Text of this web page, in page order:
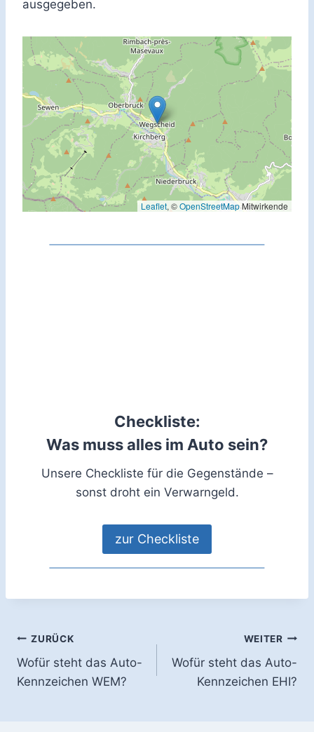
ausgegeben.
Leaflet, ©OpenStreetMapMitwirkende
Checkliste:
Was muss alles im Auto sein?
Unsere Checkliste für die Gegenstände –
sonst droht ein Verwarngeld.
zur Checkliste
Beitragsnavigation
ZURÜCK
Wofür steht das Auto-
Kennzeichen WEM?
WEITER
Wofür steht das Auto-
Kennzeichen EHI?